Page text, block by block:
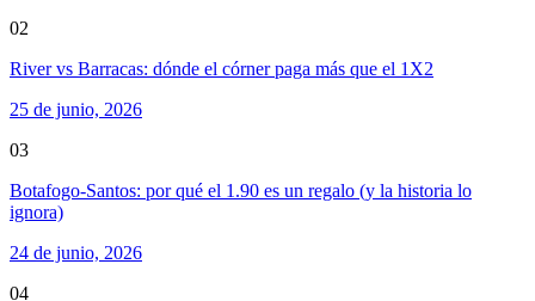
02
River vs Barracas: dónde el córner paga más que el 1X2
25 de junio, 2026
03
Botafogo-Santos: por qué el 1.90 es un regalo (y la historia lo
ignora)
24 de junio, 2026
04